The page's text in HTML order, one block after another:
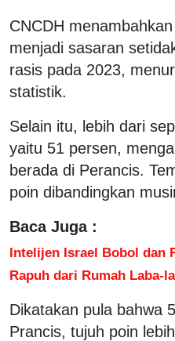
CNCDH
menjadi sasaran
rasis pada 2023,
statistik.
Selain itu, lebih dari
yaitu 51 persen,
berada di Perancis.
poin dibandingkan
Baca Juga :
Intelijen Israel Bobol dan
Rapuh dari Rumah Laba-
Dikatakan pula bahwa
Prancis, tujuh poin